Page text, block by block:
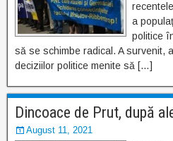
a
politice
să se schimbe radical. A survenit,
deciziilor politice menite să […]
Dincoace de Prut, după
August 11, 2021